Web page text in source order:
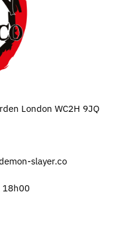
London WC2H 9JQ
slayer.co
18h00